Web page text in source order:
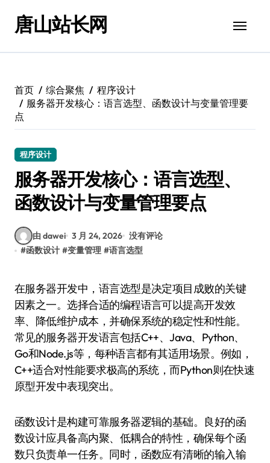
唐山站长网
首页 综合聚焦
程序设计
服务器开发核心：语言选型、函数设计与变量管理要
点
程序设计
服务器开发核心：语言选型、
函数设计与变量管理要点
由 dawei 3 月 24, 2026 没有评论
#函数设计 #变量管理 #语言选型
在服务器开发中，语言选型是决定项目成败的关键
因素之一。选择合适的编程语言可以提高开发效
率、降低维护成本，并确保系统的稳定性和性能。
常见的服务器开发语言包括C++、Java、Python、
Go和Node.js等，每种语言都有其适用场景。例如，
C++适合对性能要求极高的系统，而Python则在快速
原型开发中表现突出。
函数设计是构建可靠服务器逻辑的基础。良好的函
数设计应具备高内聚、低耦合的特性，确保每个函
数只负责单一任务。同时，函数应有清晰的输入输